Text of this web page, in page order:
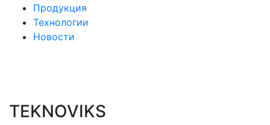
Продукция
Технологии
Новости
TEKNOVIKS